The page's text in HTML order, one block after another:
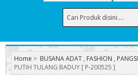
Home > BUSANA ADAT , FASHION , PANGSI
PUTIH TULANG BADUY [ P-200525 ]